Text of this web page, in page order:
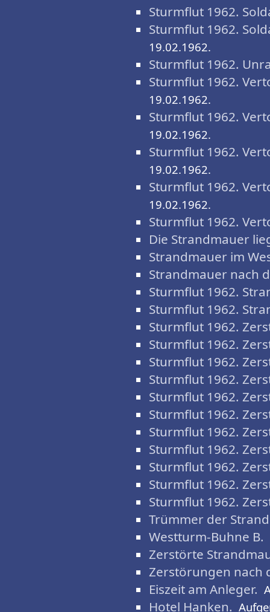
Sturmflut 1962.
Sturmflut 1962.
19.02.1962.
Sturmflut 1962.
Sturmflut 1962.
19.02.1962.
Sturmflut 1962.
19.02.1962.
Sturmflut 1962.
19.02.1962.
Sturmflut 1962.
19.02.1962.
Sturmflut 1962.
Die Strandmauer
Strandmauer im
Strandmauer nach
Sturmflut 1962.
Sturmflut 1962.
Sturmflut 1962.
Sturmflut 1962.
Sturmflut 1962.
Sturmflut 1962.
Sturmflut 1962.
Sturmflut 1962.
Sturmflut 1962.
Sturmflut 1962.
Sturmflut 1962.
Sturmflut 1962.
Sturmflut 1962.
Trümmer der
Westturm-Buhne B.
Zerstörte
Zerstörungen nach
Eiszeit am Anleger.
Hotel Hanken.